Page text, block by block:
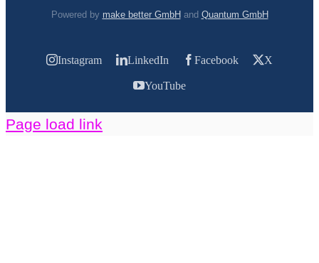
Powered by make better GmbH and Quantum GmbH
Instagram LinkedIn Facebook X
YouTube
Page load link